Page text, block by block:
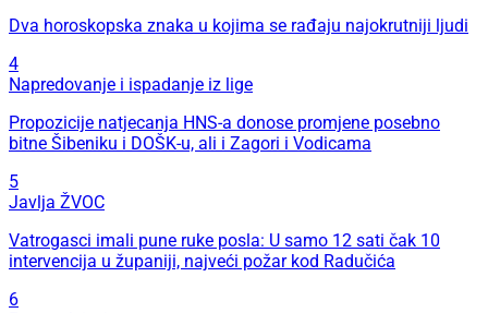
Dva horoskopska znaka u kojima se rađaju najokrutniji ljudi
4
Napredovanje i ispadanje iz lige
Propozicije natjecanja HNS-a donose promjene posebno
bitne Šibeniku i DOŠK-u, ali i Zagori i Vodicama
5
Javlja ŽVOC
Vatrogasci imali pune ruke posla: U samo 12 sati čak 10
intervencija u županiji, najveći požar kod Radučića
6